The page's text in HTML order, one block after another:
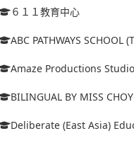
６１１教育中心
ABC PATHWAYS SCHOOL
Amaze Productions Studio
BILINGUAL BY MISS
Deliberate (East Asia)